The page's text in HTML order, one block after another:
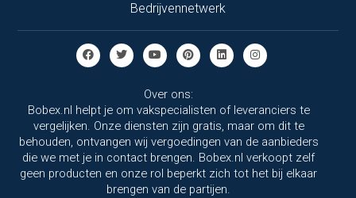
Bedrijvennetwerk
Over ons:
Bobex.nl helpt je om vakspecialisten of leveranciers te
vergelijken. Onze diensten zijn gratis, maar om dit te
behouden, ontvangen wij vergoedingen van de aanbieders
die we met je in contact brengen. Bobex.nl verkoopt zelf
geen producten en onze rol beperkt zich tot het bij elkaar
brengen van de partijen.